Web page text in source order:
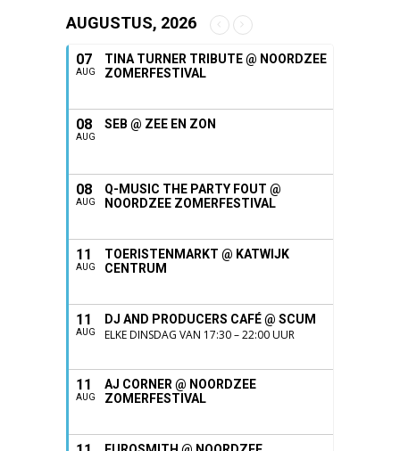
AUGUSTUS, 2026
07
AUG
TINA TURNER TRIBUTE @ NOORDZEE
ZOMERFESTIVAL
08
AUG
SEB @ ZEE EN ZON
08
AUG
Q-MUSIC THE PARTY FOUT @
NOORDZEE ZOMERFESTIVAL
11
AUG
TOERISTENMARKT @ KATWIJK
CENTRUM
11
AUG
DJ AND PRODUCERS CAFÉ @ SCUM
ELKE DINSDAG VAN 17:30 – 22:00 UUR
11
AUG
AJ CORNER @ NOORDZEE
ZOMERFESTIVAL